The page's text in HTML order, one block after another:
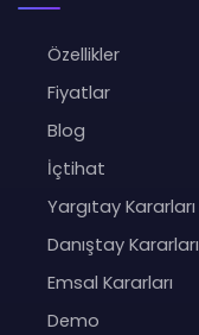
Özellikler
Fiyatlar
Blog
İçtihat
Yargıtay Kararları
Danıştay Kararları
Emsal Kararları
Demo